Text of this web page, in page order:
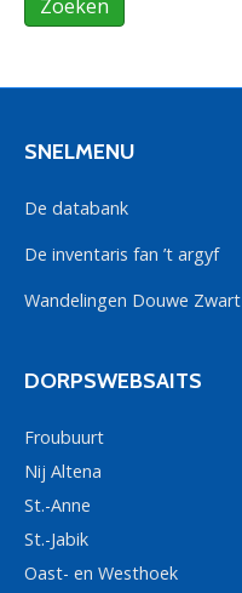
SNELMENU
De databank
De inventaris fan ’t argyf
Wandelingen Douwe Zwart
DORPSWEBSAITS
Froubuurt
Nij Altena
St.-Anne
St.-Jabik
Oast- en Westhoek